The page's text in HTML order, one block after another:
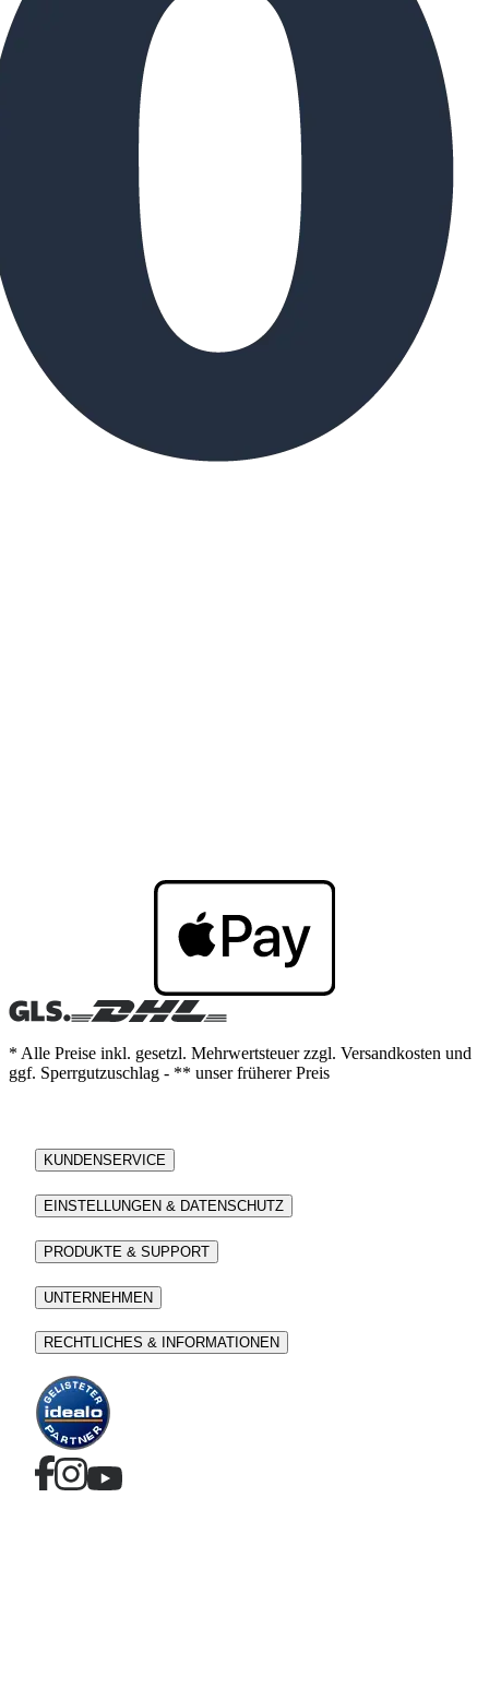
* Alle Preise inkl. gesetzl. Mehrwertsteuer zzgl. Versandkosten und
ggf. Sperrgutzuschlag - ** unser früherer Preis
KUNDENSERVICE
EINSTELLUNGEN & DATENSCHUTZ
PRODUKTE & SUPPORT
UNTERNEHMEN
RECHTLICHES & INFORMATIONEN